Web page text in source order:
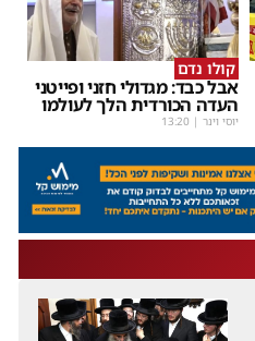
קולו נדם
אבל כבד: מגדולי חזני ופייטני
העדה הכורדית הלך לעולמו
יוסי וינר |
13:20